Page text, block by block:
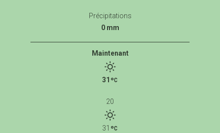
Précipitations
0 mm
Maintenant
31
20
31